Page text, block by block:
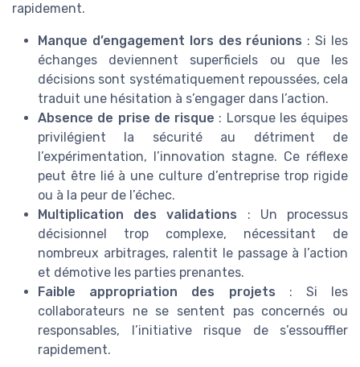
rapidement.
Manque d’engagement lors des réunions : Si les
échanges deviennent superficiels ou que les
décisions sont systématiquement repoussées, cela
traduit une hésitation à s’engager dans l’action.
Absence de prise de risque : Lorsque les équipes
privilégient la sécurité au détriment de
l’expérimentation, l’innovation stagne. Ce réflexe
peut être lié à une culture d’entreprise trop rigide
ou à la peur de l’échec.
Multiplication des validations : Un processus
décisionnel trop complexe, nécessitant de
nombreux arbitrages, ralentit le passage à l’action
et démotive les parties prenantes.
Faible appropriation des projets : Si les
collaborateurs ne se sentent pas concernés ou
responsables, l’initiative risque de s’essouffler
rapidement.